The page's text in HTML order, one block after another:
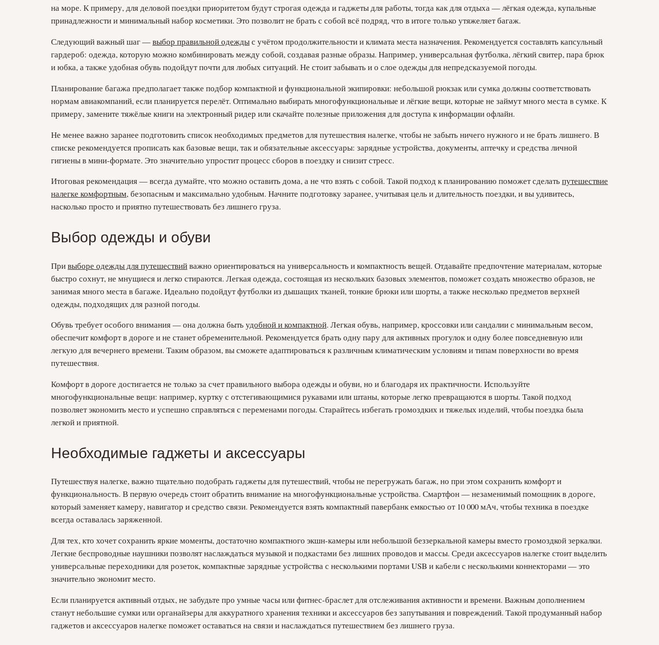
на море. К примеру, для деловой поездки приоритетом будут строгая одежда и гаджеты для работы, тогда как для отдыха — лёгкая одежда, купальные
принадлежности и минимальный набор косметики. Это позволит не брать с собой всё подряд, что в итоге только утяжеляет багаж.
Следующий важный шаг —выбор правильной одеждыс учётом продолжительности и климата места назначения. Рекомендуется составлять капсульный
гардероб: одежда, которую можно комбинировать между собой, создавая разные образы. Например, универсальная футболка, лёгкий свитер, пара брюк
и юбка, а также удобная обувь подойдут почти для любых ситуаций. Не стоит забывать и о слое одежды для непредсказуемой погоды.
Планирование багажа предполагает также подбор компактной и функциональной экипировки: небольшой рюкзак или сумка должны соответствовать
нормам авиакомпаний, если планируется перелёт. Оптимально выбирать многофункциональные и лёгкие вещи, которые не займут много места в сумке. К
примеру, замените тяжёлые книги на электронный ридер или скачайте полезные приложения для доступа к информации офлайн.
Не менее важно заранее подготовить список необходимых предметов для путешествия налегке, чтобы не забыть ничего нужного и не брать лишнего. В
списке рекомендуется прописать как базовые вещи, так и обязательные аксессуары: зарядные устройства, документы, аптечку и средства личной
гигиены в мини-формате. Это значительно упростит процесс сборов в поездку и снизит стресс.
Итоговая рекомендация — всегда думайте, что можно оставить дома, а не что взять с собой. Такой подход к планированию поможет сделатьпутешествие
налегке комфортным, безопасным и максимально удобным. Начните подготовку заранее, учитывая цель и длительность поездки, и вы удивитесь,
насколько просто и приятно путешествовать без лишнего груза.
Выбор одежды и обуви
Привыборе одежды для путешествийважно ориентироваться на универсальность и компактность вещей. Отдавайте предпочтение материалам, которые
быстро сохнут, не мнущиеся и легко стираются. Легкая одежда, состоящая из нескольких базовых элементов, поможет создать множество образов, не
занимая много места в багаже. Идеально подойдут футболки из дышащих тканей, тонкие брюки или шорты, а также несколько предметов верхней
одежды, подходящих для разной погоды.
Обувь требует особого внимания — она должна бытьудобной и компактной. Легкая обувь, например, кроссовки или сандалии с минимальным весом,
обеспечит комфорт в дороге и не станет обременительной. Рекомендуется брать одну пару для активных прогулок и одну более повседневную или
легкую для вечернего времени. Таким образом, вы сможете адаптироваться к различным климатическим условиям и типам поверхности во время
путешествия.
Комфорт в дороге достигается не только за счет правильного выбора одежды и обуви, но и благодаря их практичности. Используйте
многофункциональные вещи: например, куртку с отстегивающимися рукавами или штаны, которые легко превращаются в шорты. Такой подход
позволяет экономить место и успешно справляться с переменами погоды. Старайтесь избегать громоздких и тяжелых изделий, чтобы поездка была
легкой и приятной.
Необходимые гаджеты и аксессуары
Путешествуя налегке, важно тщательно подобрать гаджеты для путешествий, чтобы не перегружать багаж, но при этом сохранить комфорт и
функциональность. В первую очередь стоит обратить внимание на многофункциональные устройства. Смартфон — незаменимый помощник в дороге,
который заменяет камеру, навигатор и средство связи. Рекомендуется взять компактный павербанк емкостью от 10 000 мАч, чтобы техника в поездке
всегда оставалась заряженной.
Для тех, кто хочет сохранить яркие моменты, достаточно компактного экшн-камеры или небольшой беззеркальной камеры вместо громоздкой зеркалки.
Легкие беспроводные наушники позволят наслаждаться музыкой и подкастами без лишних проводов и массы. Среди аксессуаров налегке стоит выделить
универсальные переходники для розеток, компактные зарядные устройства с несколькими портами USB и кабели с несколькими коннекторами — это
значительно экономит место.
Если планируется активный отдых, не забудьте про умные часы или фитнес-браслет для отслеживания активности и времени. Важным дополнением
станут небольшие сумки или органайзеры для аккуратного хранения техники и аксессуаров без запутывания и повреждений. Такой продуманный набор
гаджетов и аксессуаров налегке поможет оставаться на связи и наслаждаться путешествием без лишнего груза.